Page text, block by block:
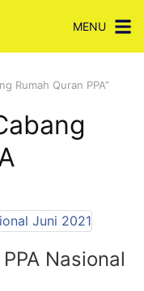
MENU
Rumah Quran PPA”
Nasional